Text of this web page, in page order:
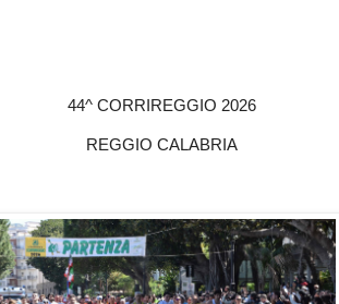
44^ CORRIREGGIO 2026
REGGIO CALABRIA